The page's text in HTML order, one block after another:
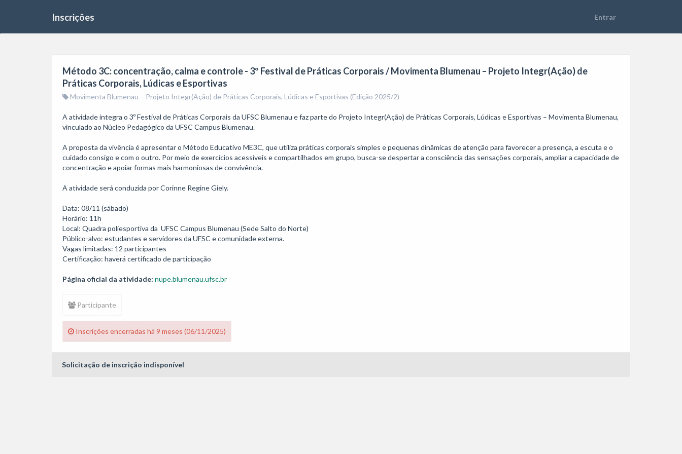
Inscrições
Método 3C: concentração, calma e controle - 3º Festival de Práticas Corporais / Movimenta Blumenau – Projeto Integr(Ação) de
Práticas Corporais, Lúdicas e Esportivas
Movimenta Blumenau – Projeto Integr(Ação) de Práticas Corporais, Lúdicas e Esportivas (Edição 2025/2)
A atividade integra o 3º Festival de Práticas Corporais da UFSC Blumenau e faz parte do Projeto Integr(Ação) de Práticas Corporais, Lúdicas e Esportivas – Movimenta Blumenau,
vinculado ao Núcleo Pedagógico da UFSC Campus Blumenau.
A proposta da vivência é apresentar o Método Educativo ME3C, que utiliza práticas corporais simples e pequenas dinâmicas de atenção para favorecer a presença, a escuta e o
cuidado consigo e com o outro. Por meio de exercícios acessíveis e compartilhados em grupo, busca-se despertar a consciência das sensações corporais, ampliar a capacidade de
concentração e apoiar formas mais harmoniosas de convivência.
A atividade será conduzida por Corinne Regine Giely.
Data: 08/11 (sábado)
Horário: 11h
Local: Quadra poliesportiva da  UFSC Campus Blumenau (Sede Salto do Norte)
Público-alvo: estudantes e servidores da UFSC e comunidade externa.
Vagas limitadas: 12 participantes
Certificação: haverá certificado de participação
Página oficial da atividade: nupe.blumenau.ufsc.br
Participante
Inscrições encerradas há 9 meses (06/11/2025)
Solicitação de inscrição indisponível